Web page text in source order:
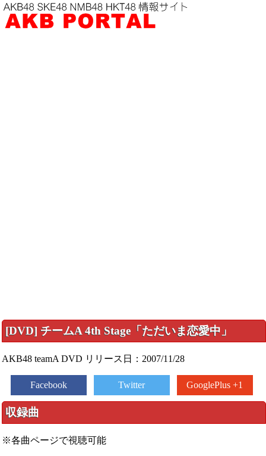
[DVD] チームA 4th Stage「ただいま恋愛中」
AKB48 teamA DVD リリース日：2007/11/28
Facebook Twitter GooglePlus +1
収録曲
※各曲ページで視聴可能